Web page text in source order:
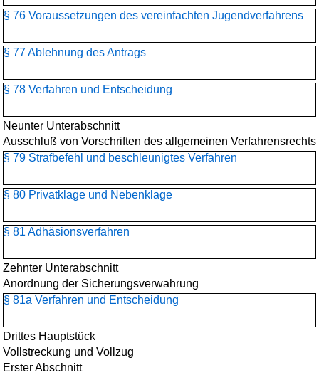
§ 76 Voraussetzungen des vereinfachten Jugendverfahrens
§ 77 Ablehnung des Antrags
§ 78 Verfahren und Entscheidung
Neunter Unterabschnitt
Ausschluß von Vorschriften des allgemeinen Verfahrensrechts
§ 79 Strafbefehl und beschleunigtes Verfahren
§ 80 Privatklage und Nebenklage
§ 81 Adhäsionsverfahren
Zehnter Unterabschnitt
Anordnung der Sicherungsverwahrung
§ 81a Verfahren und Entscheidung
Drittes Hauptstück
Vollstreckung und Vollzug
Erster Abschnitt